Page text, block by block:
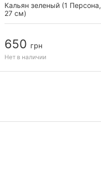
Кальян зеленый (1 Персона,
27 см)
650 грн
Нет в наличии